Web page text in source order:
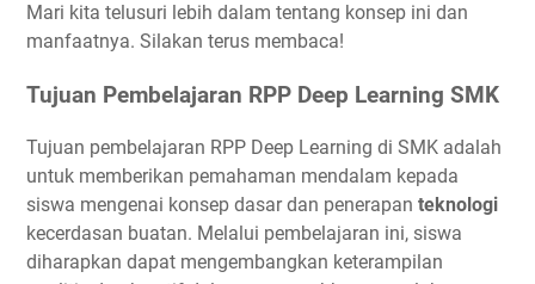
Mari kita telusuri lebih dalam tentang konsep ini dan
manfaatnya. Silakan terus membaca!
Tujuan Pembelajaran RPP Deep Learning SMK
Tujuan pembelajaran RPP Deep Learning di SMK adalah
untuk memberikan pemahaman mendalam kepada
siswa mengenai konsep dasar dan penerapan teknologi
kecerdasan buatan. Melalui pembelajaran ini, siswa
diharapkan dapat mengembangkan keterampilan